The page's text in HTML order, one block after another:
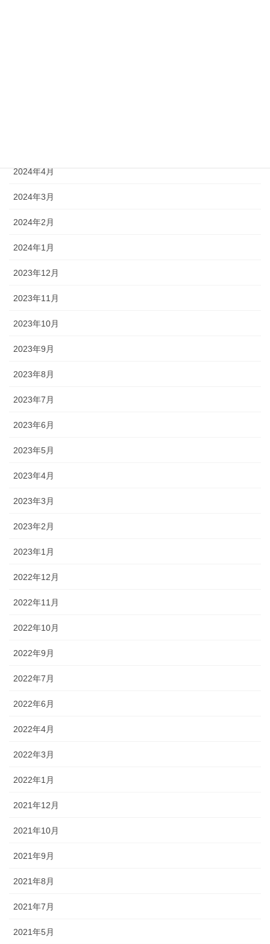
2024年4月
2024年3月
2024年2月
2024年1月
2023年12月
2023年11月
2023年10月
2023年9月
2023年8月
2023年7月
2023年6月
2023年5月
2023年4月
2023年3月
2023年2月
2023年1月
2022年12月
2022年11月
2022年10月
2022年9月
2022年7月
2022年6月
2022年4月
2022年3月
2022年1月
2021年12月
2021年10月
2021年9月
2021年8月
2021年7月
2021年5月